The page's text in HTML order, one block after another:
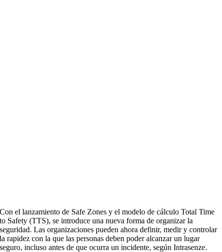
Con el lanzamiento de Safe Zones y el modelo de cálculo Total Time
to Safety (TTS), se introduce una nueva forma de organizar la
seguridad. Las organizaciones pueden ahora definir, medir y controlar
la rapidez con la que las personas deben poder alcanzar un lugar
seguro, incluso antes de que ocurra un incidente, según Intrasenze.